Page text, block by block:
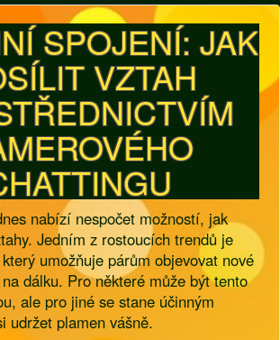
SPOJENÍ: JAK
VZTAH
nabízí nespočet možností, jak
Jedním z rostoucích trendů je
umožňuje párům objevovat nové
dálku. Pro některé může být tento
ale pro jiné se stane účinným
udržet plamen vášně.